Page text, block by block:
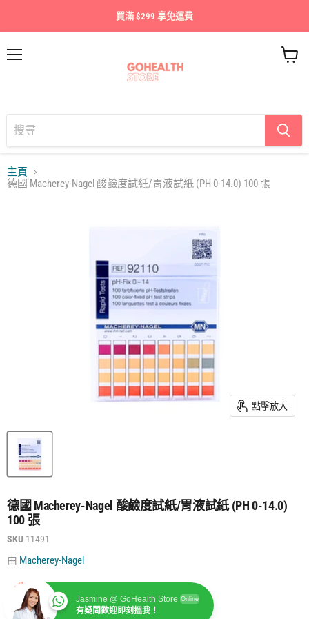
買滿 $299 享免運費
車
主頁
德國 Macherey-Nagel 酸鹼度試紙/胃液試紙 (PH 0-14.0) 100 張
點擊放大
德國 Macherey-Nagel 酸鹼度試紙/胃液試紙 (PH 0-14.0)
100 張
SKU 11491
由 Macherey-Nagel
Jasmine @ GoHealth Store Online
有疑問歡迎即刻搵我！